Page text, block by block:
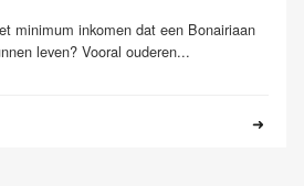
minimum inkomen dat een Bonairiaan
leven? Vooral ouderen...